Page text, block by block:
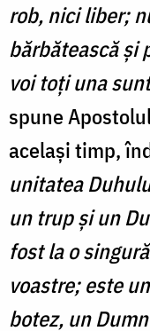
rob, nici liber;
bărbătească şi
voi toţi una
spune
acelaşi timp,
unitatea
un trup şi un
fost la o
voastre; este
botez, un